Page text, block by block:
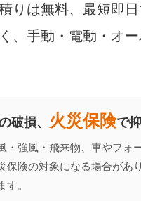
りは無料、最短即
手動・電動・オ
破損、 火災保険で
・強風・飛来物、車やフォ
保険の対象になる場合があ
す。